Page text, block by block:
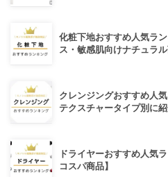
化粧下地おすすめ人気ラ
ス・敏感肌向けナチュラル
クレンジングおすすめ人
テクスチャータイプ別に紹
ドライヤーおすすめ人気
コスパ商品】